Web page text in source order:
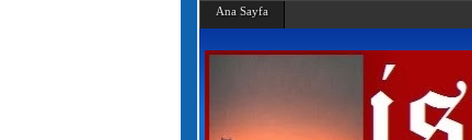
Ana Sayfa